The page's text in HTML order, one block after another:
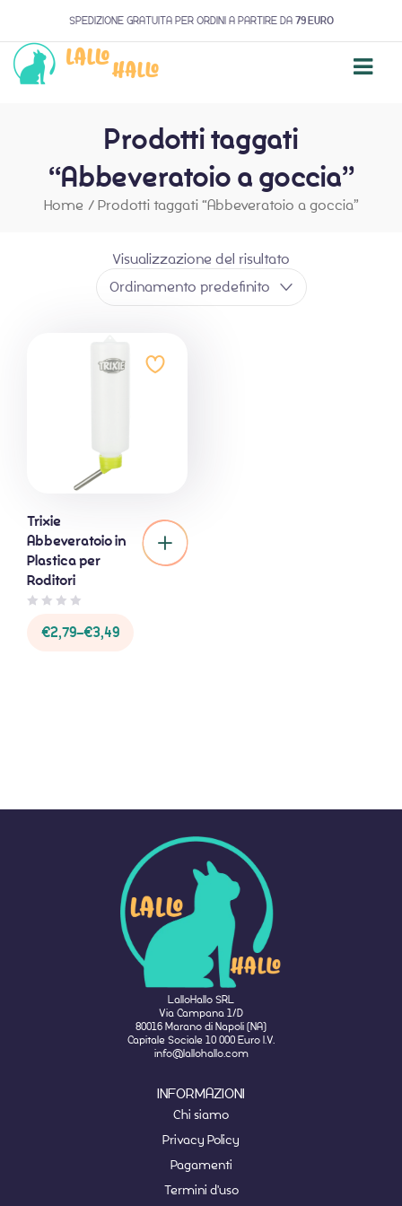
SPEDIZIONE GRATUITA PER ORDINI A PARTIRE DA 79 EURO
Prodotti taggati
“Abbeveratoio a goccia”
Home / Prodotti taggati “Abbeveratoio a goccia”
Visualizzazione del risultato
Ordinamento predefinito
Trixie
Abbeveratoio in
Plastica per
Roditori
€2,79–€3,49
LalloHallo SRL
Via Campana 1/D
80016 Marano di Napoli (NA)
Capitale Sociale 10 000 Euro I.V.
info@lallohallo.com
INFORMAZIONI
Chi siamo
Privacy Policy
Pagamenti
Termini d'uso